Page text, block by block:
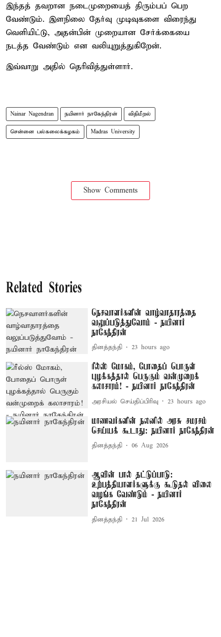
இந்தத் தவறான நடைமுறையைத் திரும்பப் பெற
வேண்டும். இளநிலை தேர்வு முடிவுகளை விரைந்து
வெளியிட்டு, அதன்பின் முறையான சேர்க்கையை
நடத்த வேண்டும் என வலியுறுத்துகிறேன்.
இவ்வாறு அதில் தெரிவித்துள்ளார்.
Nainar Nagendran நயினார் நாகேந்திரன் விதிமீறல்
சென்னை பல்கலைக்கழகம் Madras University
Show Comments
Related Stories
நெசவாளர்களின் வாழ்வாதாரத்தை
வலுப்படுத்துவோம் - நயினார்
நாகேந்திரன்
தினத்தந்தி 23 hours ago
ரீல்ஸ் மோகம், போதைப் பொருள்
புழக்கத்தால் பெருகும் வன்முறைக்
கலாசாரம்! - நயினார் நாகேந்திரன்
அரசியல் செய்திப்பிரிவு 23 hours ago
மாணவர்களின் நலனில் அரசு சமரசம்
செய்யக் கூடாது: நயினார் நாகேந்திரன்
தினத்தந்தி 06 Aug 2026
ஆவின் பால் தட்டுப்பாடு:
உற்பத்தியாளர்களுக்கு கூடுதல் விலை
வழங்க வேண்டும் - நயினார்
நாகேந்திரன்
தினத்தந்தி 21 Jul 2026